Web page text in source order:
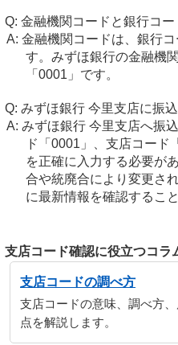
金融機関コードと銀行コー
金融機関コードは、銀行
す。みずほ銀行の金融機
「0001」です。
みずほ銀行 今里支店に振
みずほ銀行 今里支店へ振
ド「0001」、支店コード
を正確に入力する必要が
合や統廃合により変更さ
に最新情報を確認するこ
支店コード確認に役立つコラ
支店コードの調べ方
支店コードの意味、調べ方
点を解説します。